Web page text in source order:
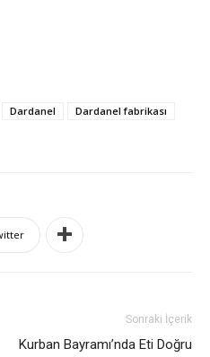
Dardanel
Dardanel fabrikası
Sonraki İçerik
Kurban Bayramı’nda Eti Doğru